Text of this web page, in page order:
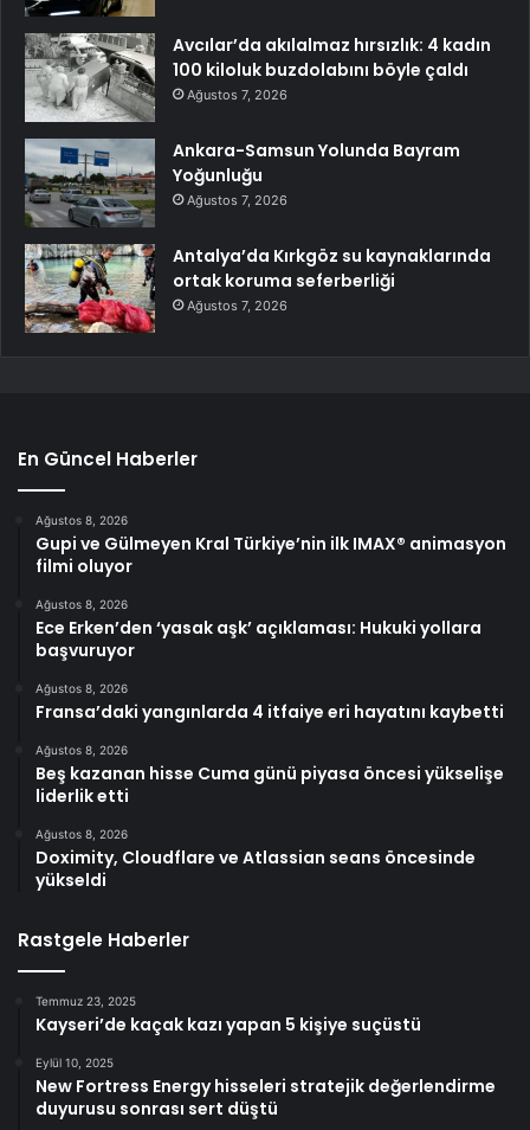
Avcılar’da akılalmaz hırsızlık: 4 kadın
100 kiloluk buzdolabını böyle çaldı
Ağustos 7, 2026
Ankara-Samsun Yolunda Bayram
Yoğunluğu
Ağustos 7, 2026
Antalya’da Kırkgöz su kaynaklarında
ortak koruma seferberliği
Ağustos 7, 2026
En Güncel Haberler
Ağustos 8, 2026
Gupi ve Gülmeyen Kral Türkiye’nin ilk IMAX® animasyon
filmi oluyor
Ağustos 8, 2026
Ece Erken’den ‘yasak aşk’ açıklaması: Hukuki yollara
başvuruyor
Ağustos 8, 2026
Fransa’daki yangınlarda 4 itfaiye eri hayatını kaybetti
Ağustos 8, 2026
Beş kazanan hisse Cuma günü piyasa öncesi yükselişe
liderlik etti
Ağustos 8, 2026
Doximity, Cloudflare ve Atlassian seans öncesinde
yükseldi
Rastgele Haberler
Temmuz 23, 2025
Kayseri’de kaçak kazı yapan 5 kişiye suçüstü
Eylül 10, 2025
New Fortress Energy hisseleri stratejik değerlendirme
duyurusu sonrası sert düştü